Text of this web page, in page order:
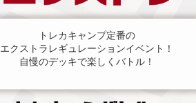
トレカキャンプ定番の
エクストラレギュレーションイベント！
自慢のデッキで楽しくバトル！